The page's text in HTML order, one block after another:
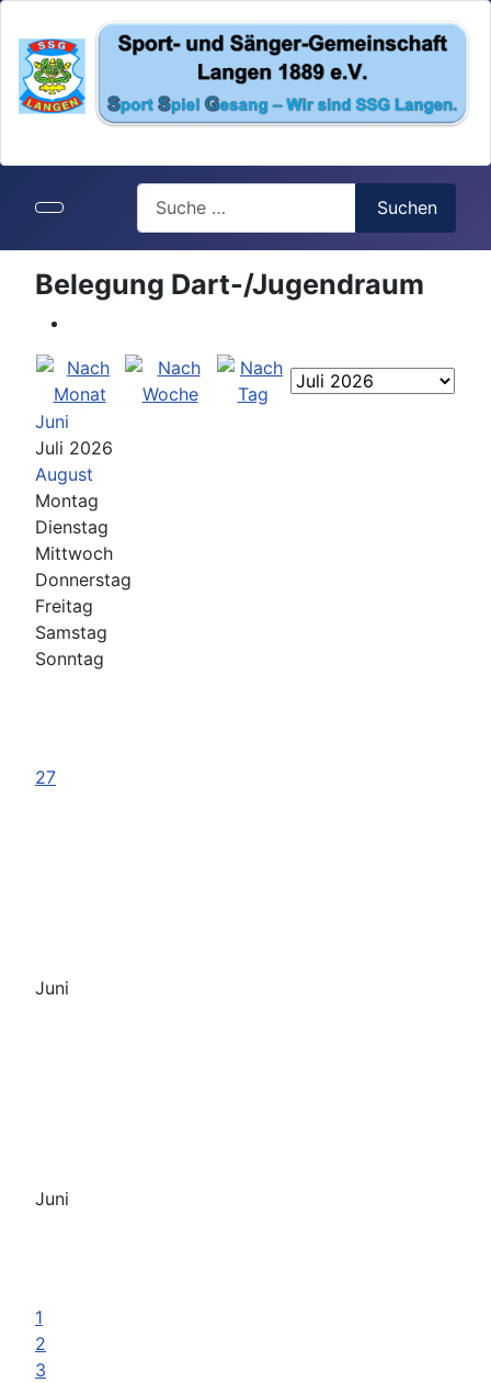
Search
Suchen
Belegung Dart-/Jugendraum
Juni
Juli 2026
August
Montag
Dienstag
Mittwoch
Donnerstag
Freitag
Samstag
Sonntag
27
Juni
Juni
1
2
3